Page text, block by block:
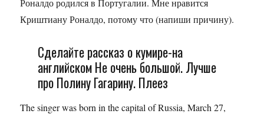
Роналдо родился в Португалии. Мне нравится
Криштиану Роналдо, потому что (напиши причину).
Сделайте рассказ о кумире-на
английском Не очень большой. Лучше
про Полину Гагарину. Плеез
The singer was born in the capital of Russia, March 27,